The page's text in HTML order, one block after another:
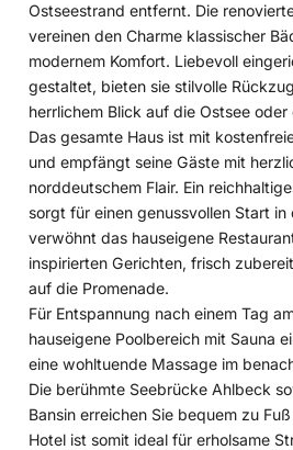
Ostseestrand entfernt. Die
vereinen den Charme klassischer
modernem Komfort. Liebevoll
gestaltet, bieten sie stilvolle
herrlichem Blick auf die Ostsee oder
Das gesamte Haus ist mit
und empfängt seine Gäste mit
norddeutschem Flair. Ein
sorgt für einen genussvollen Start in
verwöhnt das hauseigene
inspirierten Gerichten, frisch
auf die Promenade.
Für Entspannung nach einem Tag
hauseigene Poolbereich mit Sauna
eine wohltuende Massage im
Die berühmte Seebrücke Ahlbeck
Bansin erreichen Sie bequem zu
Hotel ist somit ideal für erholsame